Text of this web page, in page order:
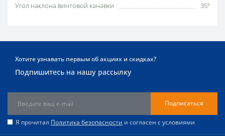
Угол наклона винтовой канавки 35º
Хотите узнавать первым об акциях и скидках?
Подпишитесь на нашу рассылку
Подписаться
Я прочитал Политика безопасности и согласен с условиями